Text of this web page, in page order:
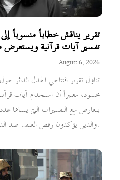
تقرير يناقش خطاباً منسوباً
تفسير آيات قرآنية
August 6, 2026
تناول تقرير افتتاحي الجدل
محسود، معتبراً أن استخدام آيات
يتعارض مع التفسيرات التي يتبناها
والذين يؤكدون رفض العنف ضد الدولة والمدنيين.